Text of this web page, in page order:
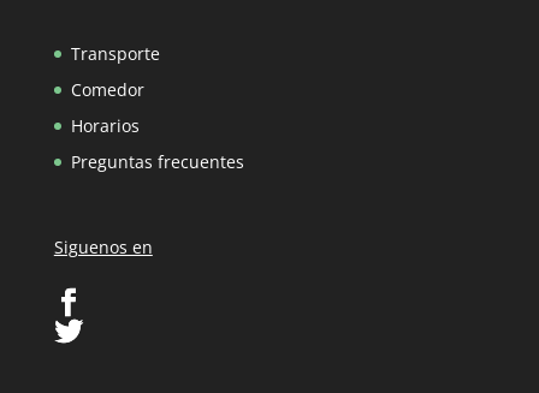
Transporte
Comedor
Horarios
Preguntas frecuentes
Siguenos en